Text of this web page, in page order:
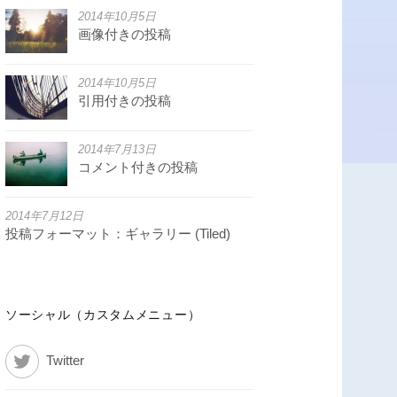
2014年10月5日
画像付きの投稿
2014年10月5日
引用付きの投稿
2014年7月13日
コメント付きの投稿
2014年7月12日
投稿フォーマット：ギャラリー (Tiled)
ソーシャル（カスタムメニュー）
Twitter